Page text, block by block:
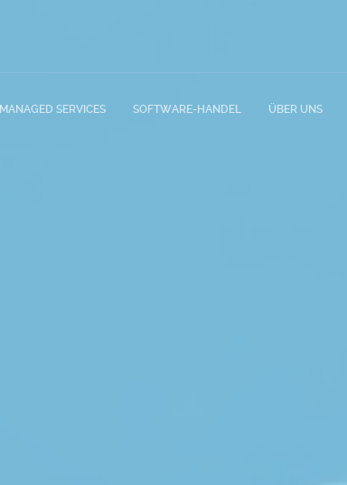
MANAGED SERVICES SOFTWARE-HANDEL ÜBER UNS